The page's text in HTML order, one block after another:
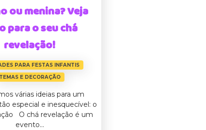
ou menina? Veja
para o seu chá
revelação!
PARA FESTAS INFANTIS
TEMAS E DECORAÇÃO
várias ideias para um
especial e inesquecível: o
O chá revelação é um
evento...